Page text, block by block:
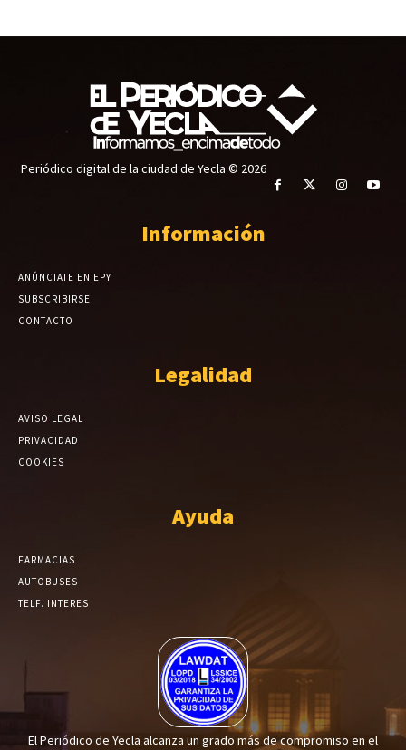
Periódico digital de la ciudad de Yecla © 2026
Información
ANÚNCIATE EN EPY
SUBSCRIBIRSE
CONTACTO
Legalidad
AVISO LEGAL
PRIVACIDAD
COOKIES
Ayuda
FARMACIAS
AUTOBUSES
TELF. INTERES
El Periódico de Yecla alcanza un grado más de compromiso en el